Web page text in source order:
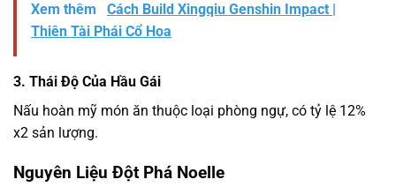
Xem thêm
Cách Build Xingqiu Genshin Impact |
Thiên Tài Phái Cổ Hoa
3. Thái Độ Của Hầu Gái
Nấu hoàn mỹ món ăn thuộc loại phòng ngự, có tỷ lệ 12%
x2 sản lượng.
Nguyên Liệu Đột Phá Noelle